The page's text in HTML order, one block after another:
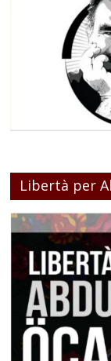
Libertà per